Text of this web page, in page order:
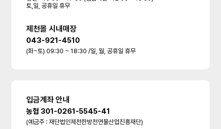
토,일, 공휴일 휴무
제천몰 시내매장
043-921-4510
(화~토) 09:30 ~ 18:30 /일, 월, 공휴일 휴무
입금계좌 안내
농협 301-0261-5545-41
(예금주 : 재단법인제천한방천연물산업진흥재단)